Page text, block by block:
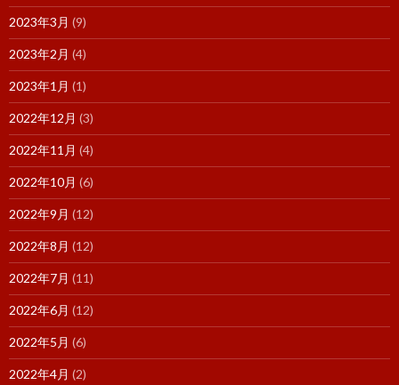
2023年3月 (9)
2023年2月 (4)
2023年1月 (1)
2022年12月 (3)
2022年11月 (4)
2022年10月 (6)
2022年9月 (12)
2022年8月 (12)
2022年7月 (11)
2022年6月 (12)
2022年5月 (6)
2022年4月 (2)